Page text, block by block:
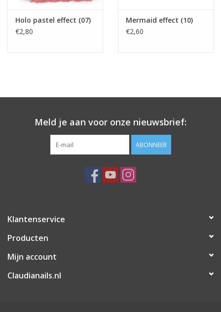
Holo pastel effect (07)
€2,80
Mermaid effect (10)
€2,60
Meld je aan voor onze nieuwsbrief:
ABONNEER
Klantenservice
Producten
Mijn account
Claudianails.nl